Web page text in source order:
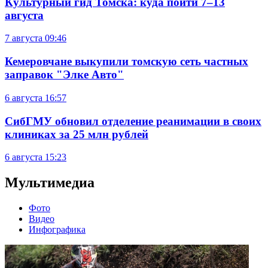
августа
7 августа 09:46
Кемеровчане выкупили томскую сеть частных
заправок "Элке Авто"
6 августа 16:57
СибГМУ обновил отделение реанимации в своих
клиниках за 25 млн рублей
6 августа 15:23
Мультимедиа
Фото
Видео
Инфографика